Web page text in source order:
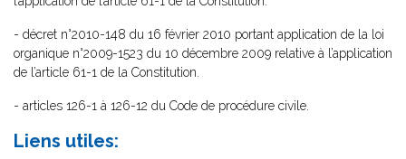
- décret n°2010-148 du 16 février 2010 portant application de la loi
organique n°2009-1523 du 10 décembre 2009 relative à l’application
de l’article 61-1 de la Constitution.
- articles 126-1 à 126-12 du Code de procédure civile.
Liens utiles: